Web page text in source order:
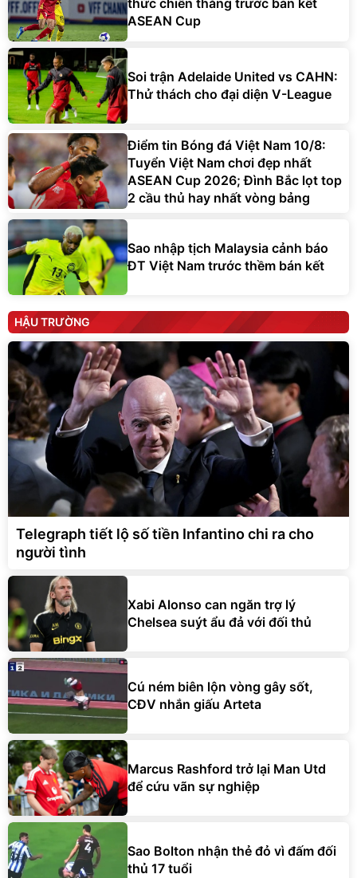
thức chiến thắng trước bán kết
ASEAN Cup
Soi trận Adelaide United vs CAHN:
Thử thách cho đại diện V-League
Điểm tin Bóng đá Việt Nam 10/8:
Tuyển Việt Nam chơi đẹp nhất
ASEAN Cup 2026; Đình Bắc lọt top
2 cầu thủ hay nhất vòng bảng
Sao nhập tịch Malaysia cảnh báo
ĐT Việt Nam trước thềm bán kết
HẬU TRƯỜNG
Telegraph tiết lộ số tiền Infantino chi ra cho
người tình
Xabi Alonso can ngăn trợ lý
Chelsea suýt ẩu đả với đối thủ
Cú ném biên lộn vòng gây sốt,
CĐV nhắn giấu Arteta
Marcus Rashford trở lại Man Utd
để cứu vãn sự nghiệp
Sao Bolton nhận thẻ đỏ vì đấm đối
thủ 17 tuổi